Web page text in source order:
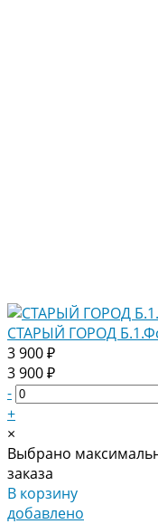
СТАРЫЙ ГОРОД
3 900 ₽
3 900 ₽
-
+
×
Выбрано
заказа
В корзину
добавлено